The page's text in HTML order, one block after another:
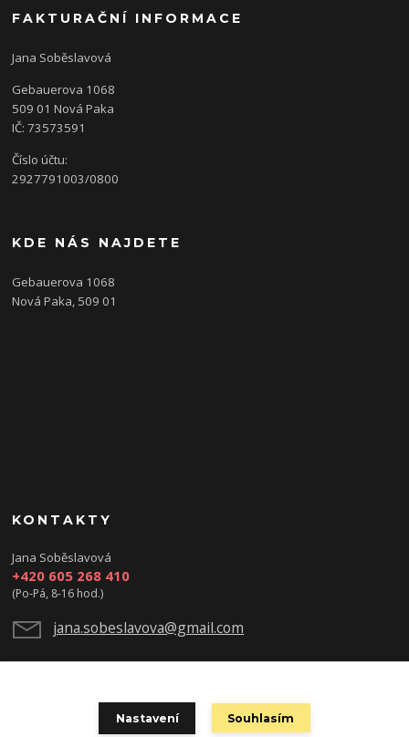
FAKTURAČNÍ INFORMACE
Jana Soběslavová
Gebauerova 1068
509 01 Nová Paka
IČ: 73573591
Číslo účtu:
2927791003/0800
KDE NÁS NAJDETE
Gebauerova 1068
Nová Paka, 509 01
KONTAKTY
Jana Soběslavová
+420 605 268 410
(Po-Pá, 8-16 hod.)
jana.sobeslavova@gmail.com
Nastavení Souhlasím